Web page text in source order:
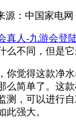
源：中国家电网
真人-九游会登
么不同，但是
觉得这款净水
么简单了。这
测，可以进行
此强大。